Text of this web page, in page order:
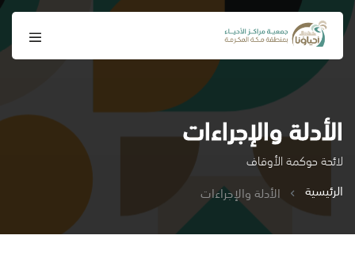
الأدلة والإجراءات
لائحة حوكمة الأوقاف
الرئيسية
الأدلة والإجراءات